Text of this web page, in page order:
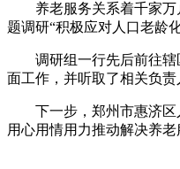
养老服务关系着千家万户
题调研“积极应对人口老龄
调研组一行先后前往辖区
面工作，并听取了相关负
下一步，郑州市惠济区人
用心用情用力推动解决养老